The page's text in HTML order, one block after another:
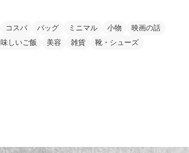
コスパ バッグ ミニマル 小物
映画の話
しいご飯 美容 雑貨 靴・シューズ